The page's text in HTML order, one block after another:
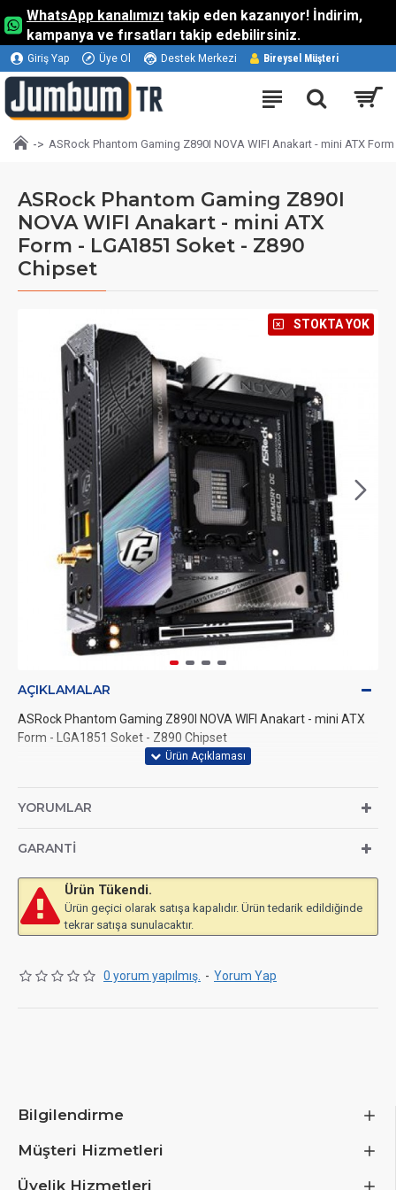
WhatsApp kanalımızı takip eden kazanıyor! İndirim,
kampanya ve fırsatları takip edebilirsiniz.
Giriş Yap Üye Ol Destek Merkezi Bireysel Müşteri
ASRock Phantom Gaming Z890I NOVA WIFI Anakart - mini ATX
ASRock Phantom Gaming Z890I
NOVA WIFI Anakart - mini ATX
Form - LGA1851 Soket - Z890
Chipset
⠀STOKTA YOK
Ürün Tükendi.
Ürün geçici olarak satışa kapalıdır. Ürün tedarik edildiğinde
tekrar satışa sunulacaktır.
AÇIKLAMALAR
ASRock Phantom Gaming Z890I NOVA WIFI Anakart - mini ATX
Form - LGA1851 Soket - Z890 Chipset
YORUMLAR
GARANTI
0 yorum yapılmış. - Yorum Yap
Bilgilendirme
Müşteri Hizmetleri
Üyelik Hizmetleri